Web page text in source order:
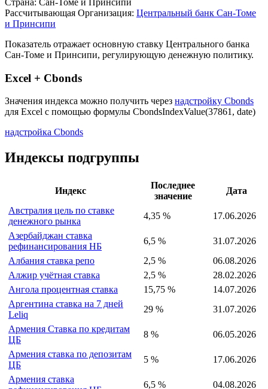
Описание индекса
Страна: Сан-Томе и Принсипи
Рассчитывающая Организация: Центральный банк Сан-Томе
Показатель отражает основную ставку Центрального банка
Сан-Томе и Принсипи, регулирующую денежную политику.
Excel + Cbonds
для Excel с помощью формулы
Индексы подгруппы
Индекс
значение
Австралия цель по ставке
денежного рынка
4,35 %
17.06.2026
Азербайджан ставка
рефинансирования НБ
6,5 %
Албания ставка репо
Алжир учётная ставка
Ангола процентная ставка
15,75 %
14.07.2026
Аргентина ставка на 7 дней
Leliq
Армения Ставка по кредитам
ЦБ